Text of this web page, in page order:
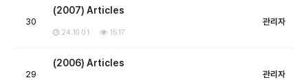
30
(2007) Articles
24.10.01 1517
관리자
29
(2006) Articles
관리자